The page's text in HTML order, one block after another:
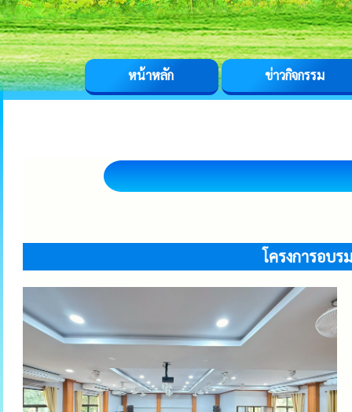
หน้าหลัก ข่าวกิจกรรม
โครงการอบ